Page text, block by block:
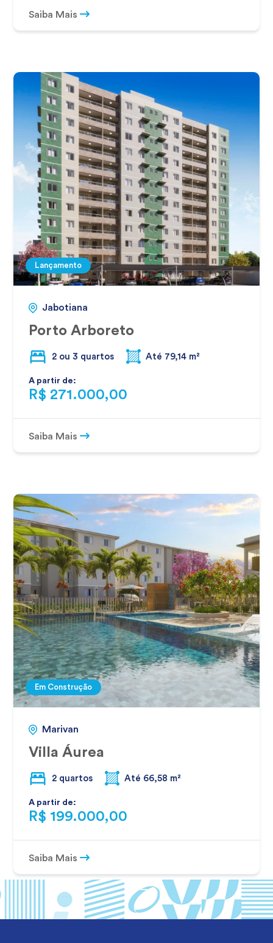
Saiba Mais
Lançamento
Jabotiana
Porto Arboreto
2 ou 3 quartos Até 79,14 m²
A partir de:
R$ 271.000,00
Saiba Mais
Em Construção
Marivan
Villa Áurea
2 quartos Até 66,58 m²
A partir de:
R$ 199.000,00
Saiba Mais